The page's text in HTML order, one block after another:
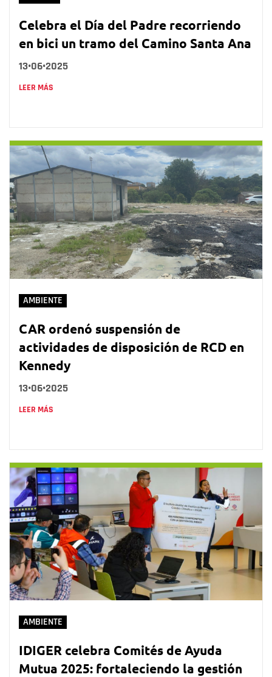
Celebra el Día del Padre recorriendo
en bici un tramo del Camino Santa Ana
13•06•2025
LEER MÁS
AMBIENTE
CAR ordenó suspensión de
actividades de disposición de RCD en
Kennedy
13•06•2025
LEER MÁS
AMBIENTE
IDIGER celebra Comités de Ayuda
Mutua 2025: fortaleciendo la gestión